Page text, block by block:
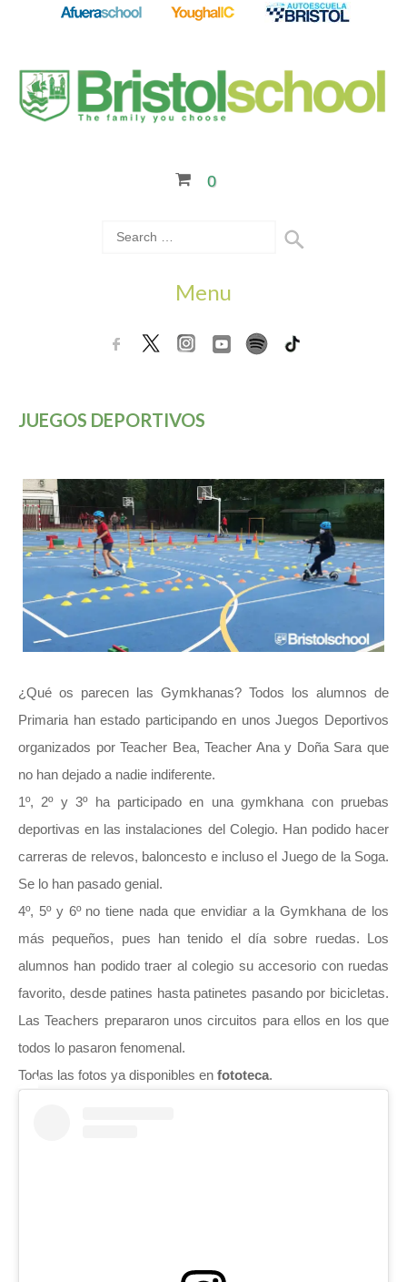
0
Menu
JUEGOS DEPORTIVOS
¿Qué os parecen las Gymkhanas? Todos los alumnos de
Primaria han estado participando en unos Juegos Deportivos
organizados por Teacher Bea, Teacher Ana y Doña Sara que
no han dejado a nadie indiferente.
1º, 2º y 3º ha participado en una gymkhana con pruebas
deportivas en las instalaciones del Colegio. Han podido hacer
carreras de relevos, baloncesto e incluso el Juego de la Soga.
Se lo han pasado genial.
4º, 5º y 6º no tiene nada que envidiar a la Gymkhana de los
más pequeños, pues han tenido el día sobre ruedas. Los
alumnos han podido traer al colegio su accesorio con ruedas
favorito, desde patines hasta patinetes pasando por bicicletas.
Las Teachers prepararon unos circuitos para ellos en los que
todos lo pasaron fenomenal.
Todas las fotos ya disponibles en fototeca.